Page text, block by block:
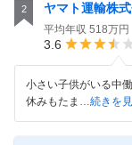
2 ヤマト運輸株
平均年収 518万円
3.6
小さい子供がいる中
休みもたま …続きを